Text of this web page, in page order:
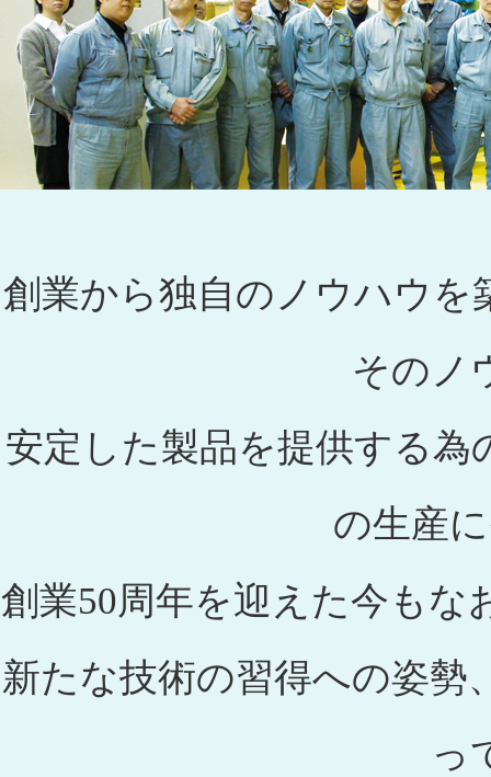
創業から独自のノウハウを
そのノ
安定した製品を提供する為
の生産
創業50周年を迎えた今も
新たな技術の習得への姿勢
っ